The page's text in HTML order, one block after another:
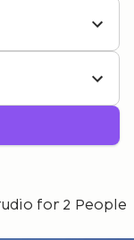
for 2 People